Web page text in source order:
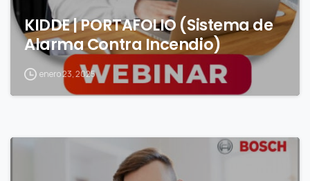
KIDDE | PORTAFOLIO (Sistema de
Alarma Contra Incendio)
enero 23, 2025